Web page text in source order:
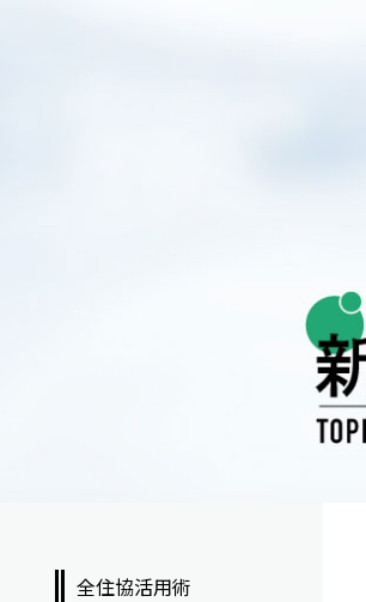
全住協活用術